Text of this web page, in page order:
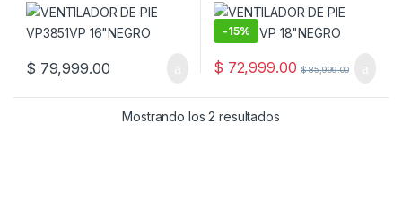
$ 79,999.00
-15%
$ 72,999.00 $85,999.00
Mostrando los 2 resultados